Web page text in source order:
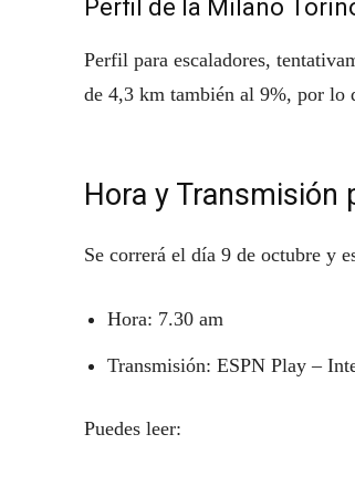
Perfil de la Milano
Perfil para escaladores,
de 4,3 km también al 9%, por lo
Hora y Transmisión
Se correrá el día 9 de octubre y
Hora: 7.30 am
Transmisión: ESPN Play –
Puedes leer: